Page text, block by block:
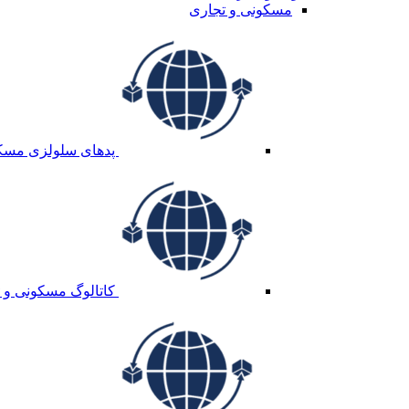
مسکونی و تجاری
پدهای سلولزی
کاتالوگ مسکونی و